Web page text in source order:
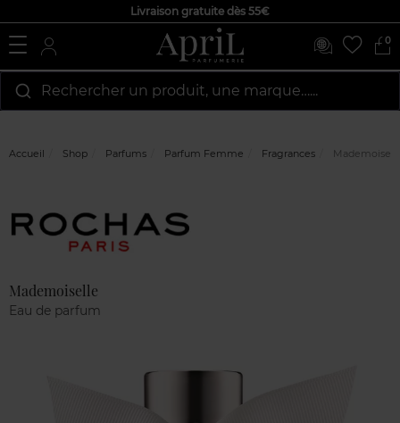
Livraison gratuite dès 55€
0
Rechercher un produit, une marque…...
Accueil Shop Parfums Parfum Femme Fragrances
Mademoiselle
Eau de parfum